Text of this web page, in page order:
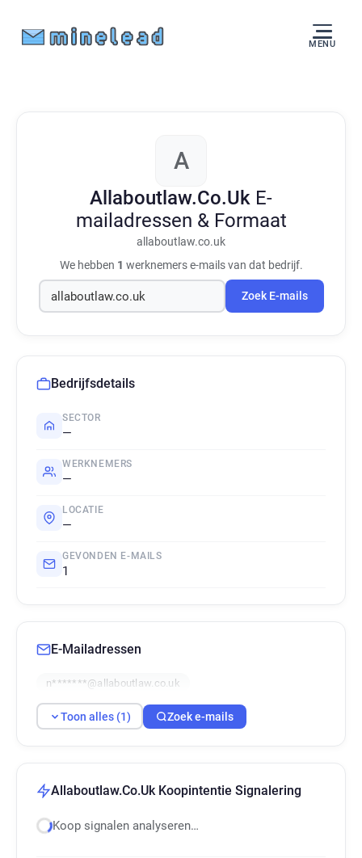
MENU
A
Allaboutlaw.Co.Uk E-
mailadressen & Formaat
allaboutlaw.co.uk
We hebben 1 werknemers e-mails van dat bedrijf.
Zoek E-mails
Bedrijfsdetails
SECTOR
—
WERKNEMERS
—
LOCATIE
—
GEVONDEN E-MAILS
1
E-Mailadressen
n*******@allaboutlaw.co.uk
Toon alles (1) Zoek e-mails
Allaboutlaw.Co.Uk Koopintentie Signalering
Koop signalen analyseren…